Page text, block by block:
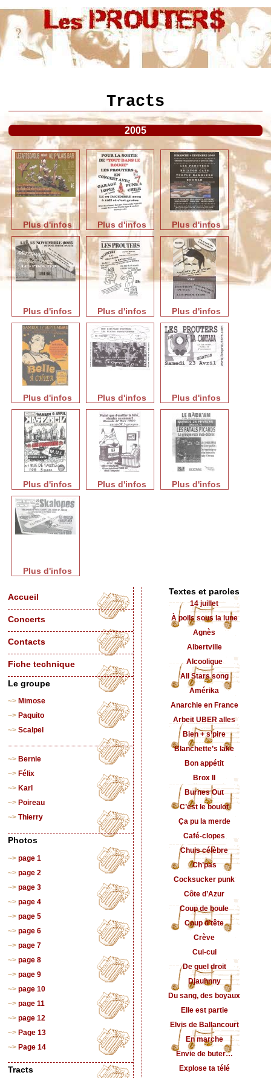
Tracts
2005
Plus d'infos Plus d'infos Plus d'infos
Plus d'infos Plus d'infos Plus d'infos
Plus d'infos Plus d'infos Plus d'infos
Plus d'infos Plus d'infos Plus d'infos
Plus d'infos
Accueil
Concerts
Contacts
Fiche technique
Le groupe
Mimose
Paquito
Scalpel
Bernie
Félix
Karl
Poireau
Thierry
Photos
page 1
page 2
page 3
page 4
page 5
page 6
page 7
page 8
page 9
page 10
page 11
page 12
Page 13
Page 14
Tracts
Textes et paroles
14 juillet
À poils sous la lune
Agnès
Albertville
Alcoolique
All Stars song
Amérika
Anarchie en France
Arbeit UBER alles
Bien + s’pire
Blanchette’s lake
Bon appétit
Brox II
Burnes Out
C’est le boulot
Ça pu la merde
Café-clopes
Chuis célèbre
Ch’pas
Cocksucker punk
Côte d’Azur
Coup de boule
Coup d’tête
Crève
Cui-cui
De quel droit
Djauhnny
Du sang, des boyaux
Elle est partie
Elvis de Ballancourt
En marche
Envie de buter…
Explose ta télé